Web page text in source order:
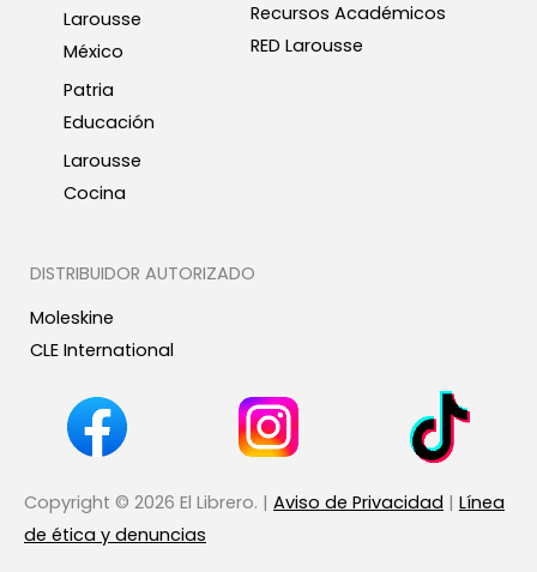
Larousse
México
Patria
Educación
Larousse
Cocina
Recursos Académicos
RED Larousse
DISTRIBUIDOR AUTORIZADO
Moleskine
CLE International
Copyright © 2026 El Librero. | Aviso de Privacidad | Línea
de ética y denuncias